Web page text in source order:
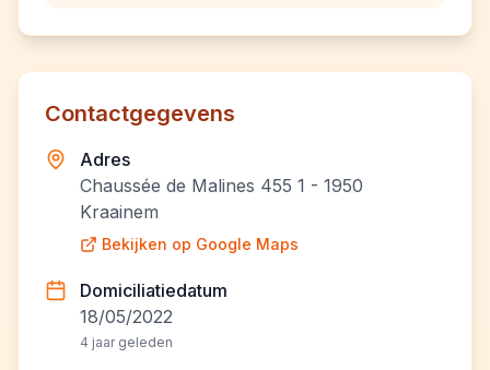
Contactgegevens
Adres
Chaussée de Malines 455 1 - 1950
Kraainem
Bekijken op Google Maps
Domiciliatiedatum
18/05/2022
4 jaar geleden